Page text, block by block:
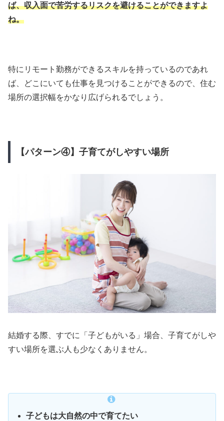
ば、収入面で苦労するリスクを避けることができますよ
ね。
特にリモート勤務ができるスキルを持っているのであれ
ば、どこにいても仕事を見つけることができるので、住む
場所の選択幅をかなり広げられるでしょう。
【パターン④】子育てがしやすい場所
結婚する際、すでに「子どもがいる」場合、子育てがしや
すい場所を選ぶ人も少なくありません。
子どもは大自然の中で育てたい